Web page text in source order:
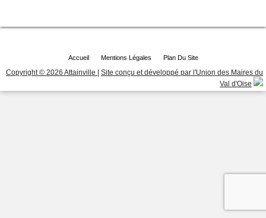
Accueil Mentions Légales Plan Du Site
Copyright © 2026 Attainville | Site conçu et développé par l'Union des Maires du
Val d'Oise